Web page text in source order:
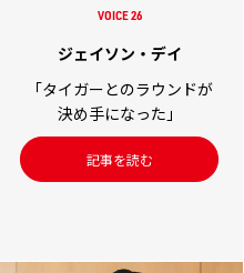
VOICE 26
ジェイソン・デイ
「タイガーとのラウンドが
決め手になった」
記事を読む